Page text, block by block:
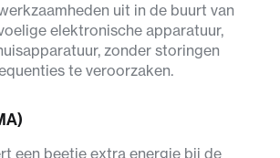
uit in de buurt van
elektronische apparatuur,
zonder storingen
te veroorzaken.
een beetje extra energie bij de